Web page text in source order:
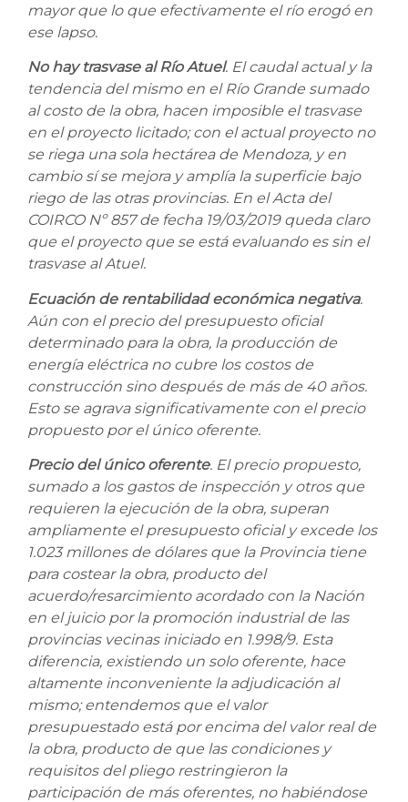
mayor que lo que efectivamente el río erogó en
ese lapso.
No hay trasvase al Río Atuel. El caudal actual y la
tendencia del mismo en el Río Grande sumado
al costo de la obra, hacen imposible el trasvase
en el proyecto licitado; con el actual proyecto no
se riega una sola hectárea de Mendoza, y en
cambio sí se mejora y amplía la superficie bajo
riego de las otras provincias. En el Acta del
COIRCO Nº 857 de fecha 19/03/2019 queda claro
que el proyecto que se está evaluando es sin el
trasvase al Atuel.
Ecuación de rentabilidad económica negativa.
Aún con el precio del presupuesto oficial
determinado para la obra, la producción de
energía eléctrica no cubre los costos de
construcción sino después de más de 40 años.
Esto se agrava significativamente con el precio
propuesto por el único oferente.
Precio del único oferente. El precio propuesto,
sumado a los gastos de inspección y otros que
requieren la ejecución de la obra, superan
ampliamente el presupuesto oficial y excede los
1.023 millones de dólares que la Provincia tiene
para costear la obra, producto del
acuerdo/resarcimiento acordado con la Nación
en el juicio por la promoción industrial de las
provincias vecinas iniciado en 1.998/9. Esta
diferencia, existiendo un solo oferente, hace
altamente inconveniente la adjudicación al
mismo; entendemos que el valor
presupuestado está por encima del valor real de
la obra, producto de que las condiciones y
requisitos del pliego restringieron la
participación de más oferentes, no habiéndose